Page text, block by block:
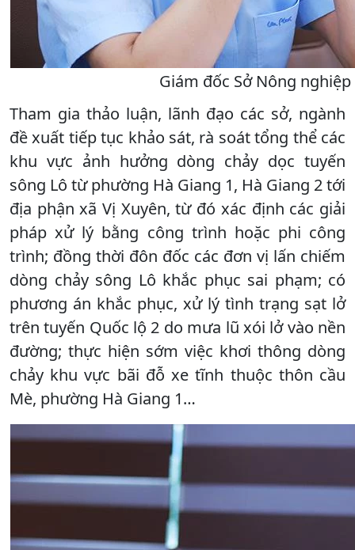
Giám đốc Sở Nông
Tham gia thảo luận, lãnh đạo các sở, ngành
đề xuất tiếp tục khảo sát, rà soát tổng thể các
khu vực ảnh hưởng dòng chảy dọc tuyến
sông Lô từ phường Hà Giang 1, Hà Giang 2 tới
địa phận xã Vị Xuyên, từ đó xác định các giải
pháp xử lý bằng công trình hoặc phi công
trình; đồng thời đôn đốc các đơn vị lấn chiếm
dòng chảy sông Lô khắc phục sai phạm; có
phương án khắc phục, xử lý tình trạng sạt lở
trên tuyến Quốc lộ 2 do mưa lũ xói lở vào nền
đường; thực hiện sớm việc khơi thông dòng
chảy khu vực bãi đỗ xe tĩnh thuộc thôn cầu
Mè, phường Hà Giang 1…